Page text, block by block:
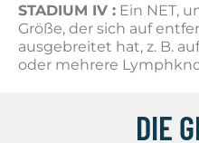
STADIUM IV : Ein NET,
Größe, der sich auf
ausgebreitet hat, z. B.
oder mehrere
DIE